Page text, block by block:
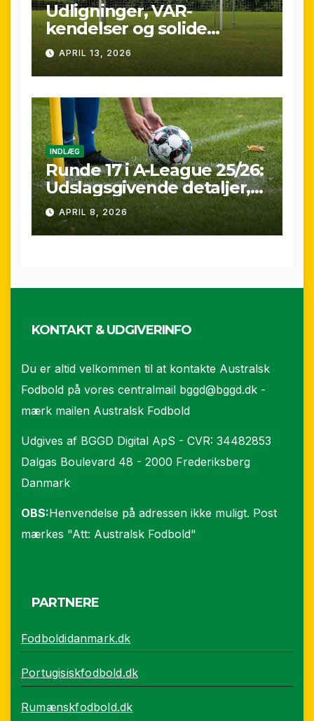
Udligninger, VAR-
kendelser og solide
præstationer: Overblik
over A-League runde 24
(25/26)
APRIL 13, 2026
INDLÆG
Runde 17 i A-League 25/26:
Udslagsgivende detaljer,
sene scoringer og VAR-
drama
APRIL 8, 2026
KONTAKT & UDGIVERINFO
Du er altid velkommen til at kontakte Australsk
Fodbold på vores centralmail bggd@bggd.dk -
mærk mailen Australsk Fodbold
Udgives af BGGD Digital ApS - CVR: 34482853
Dalgas Boulevard 48 - 2000 Frederiksberg
Danmark
OBS:Henvendelse på adressen ikke muligt. Post
mærkes "Att: Australsk Fodbold"
PARTNERE
Fodboldidanmark.dk
Portugisiskfodbold.dk
Rumænskfodbold.dk